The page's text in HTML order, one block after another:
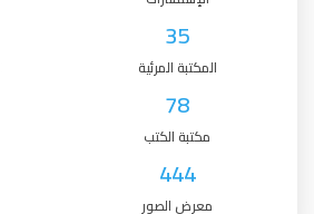
35
المكتبة المرئية
78
مكتبة الكتب
444
معرض الصور